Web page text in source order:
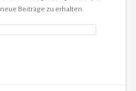
Beiträge zu erhalten.